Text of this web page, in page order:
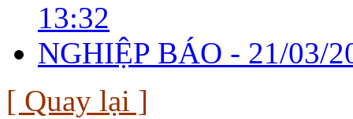
13:32
NGHIỆP BÁO - 21/03/
[ Quay lại ]